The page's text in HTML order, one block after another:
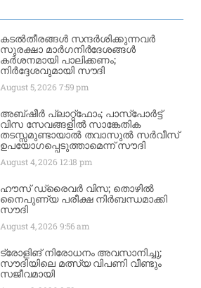
കടൽതീരങ്ങൾ സന്ദർശിക്കുന്നവർ
സുരക്ഷാ മാർഗനിർദേശങ്ങൾ
കർശനമായി പാലിക്കണം;
നിർദ്ദേശവുമായി സൗദി
August 5, 2026 7:59 pm
അബ്ഷീർ പ്ലാറ്റ്‌ഫോം; പാസ്‌പോർട്ട്
വിസ സേവങ്ങളിൽ സാങ്കേതിക
തടസ്സമുണ്ടായാൽ തവാസുൽ സർവീസ്
ഉപയോഗപ്പെടുത്താമെന്ന് സൗദി
August 4, 2026 12:18 pm
ഹൗസ് ഡ്രൈവർ വിസ; തൊഴിൽ
നൈപുണ്യ പരീക്ഷ നിർബന്ധമാക്കി
സൗദി
August 4, 2026 9:56 am
ട്രോളിങ് നിരോധനം അവസാനിച്ചു;
സൗദിയിലെ മത്സ്യ വിപണി വീണ്ടും
സജീവമായി